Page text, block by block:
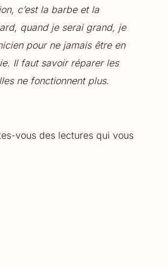
c’est la barbe et la
quand je serai grand, je
pour ne jamais être en
Il faut savoir réparer les
ne fonctionnent plus.
vous des lectures qui vous